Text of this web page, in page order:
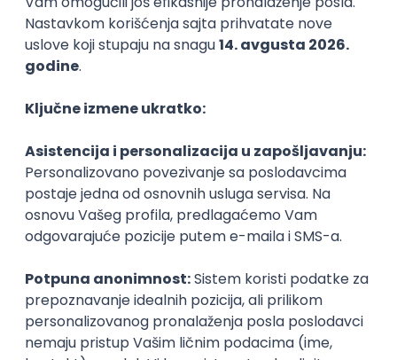
5
Beograd | Hibrid
21.08.2026.
XML JSON @
POSLOVI NA MAIL
KATEGORIJA
TEHNOLOGIJA
POSLODAVAC
GRAD
SENIORITET
NAČIN RADA
inboxu
Prijavi se